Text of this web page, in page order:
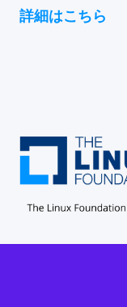
詳細はこちら